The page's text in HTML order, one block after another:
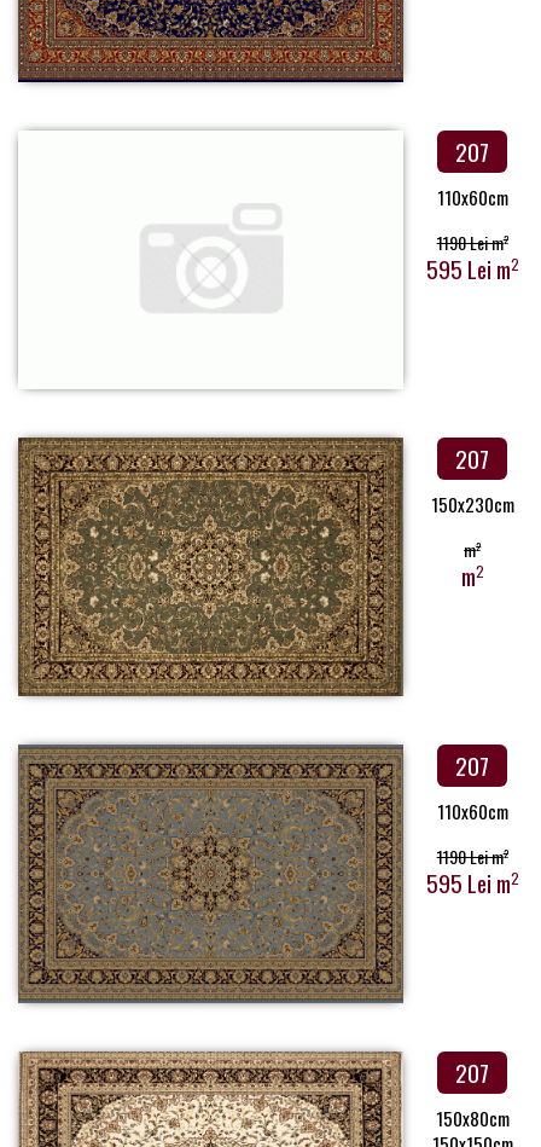
207
110x60cm
1190 Lei m2
595 Lei m2
207
150x230cm
m2
m2
207
110x60cm
1190 Lei m2
595 Lei m2
207
150x80cm